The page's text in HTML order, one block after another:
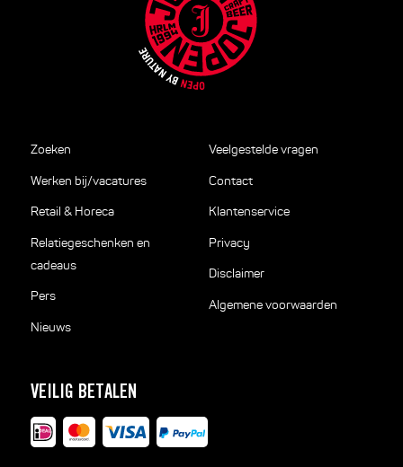
Zoeken
Werken bij/vacatures
Retail & Horeca
Relatiegeschenken en
cadeaus
Pers
Nieuws
Veelgestelde vragen
Contact
Klantenservice
Privacy
Disclaimer
Algemene voorwaarden
VEILIG BETALEN